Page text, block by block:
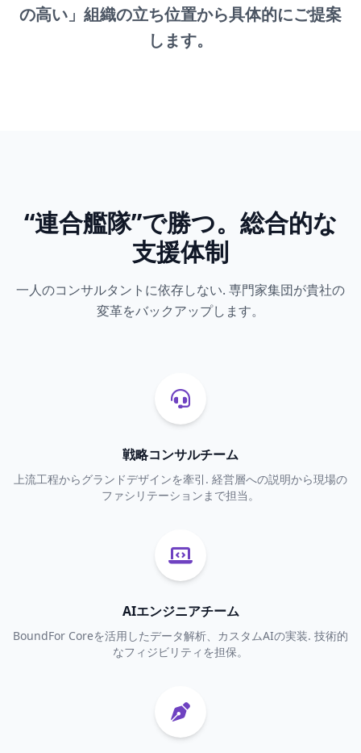
の高い」組織の立ち位置から具体的にご提案
します。
“連合艦隊”で勝つ。総合的な
支援体制
一人のコンサルタントに依存しない. 専門家集団が貴社の
変革をバックアップします。
戦略コンサルチーム
上流工程からグランドデザインを牽引. 経営層への説明から現場の
ファシリテーションまで担当。
AIエンジニアチーム
BoundFor Coreを活用したデータ解析、カスタムAIの実装. 技術的
なフィジビリティを担保。